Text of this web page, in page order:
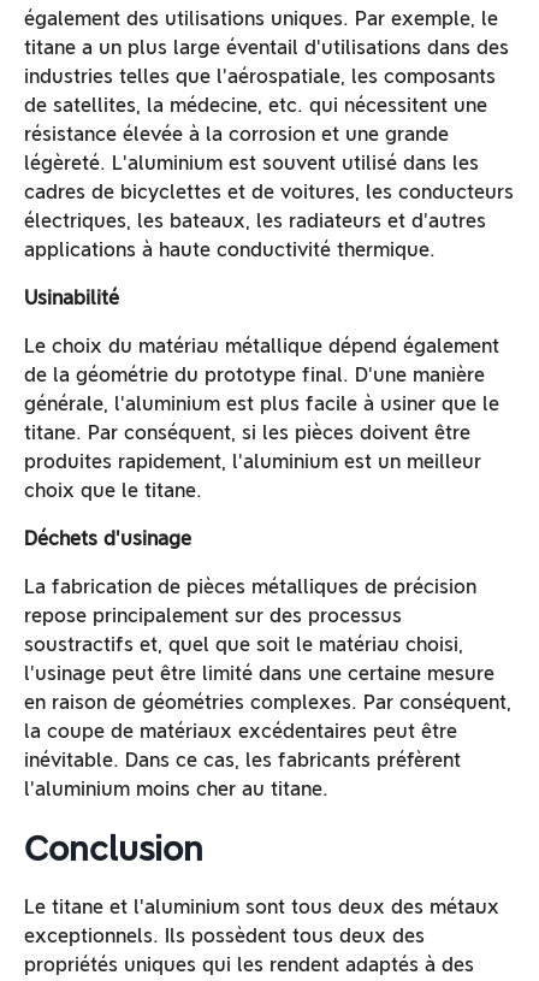
également des utilisations uniques. Par exemple, le
titane a un plus large éventail d'utilisations dans des
industries telles que l'aérospatiale, les composants
de satellites, la médecine, etc. qui nécessitent une
résistance élevée à la corrosion et une grande
légèreté. L'aluminium est souvent utilisé dans les
cadres de bicyclettes et de voitures, les conducteurs
électriques, les bateaux, les radiateurs et d'autres
applications à haute conductivité thermique.
Usinabilité
Le choix du matériau métallique dépend également
de la géométrie du prototype final. D'une manière
générale, l'aluminium est plus facile à usiner que le
titane. Par conséquent, si les pièces doivent être
produites rapidement, l'aluminium est un meilleur
choix que le titane.
Déchets d'usinage
La fabrication de pièces métalliques de précision
repose principalement sur des processus
soustractifs et, quel que soit le matériau choisi,
l'usinage peut être limité dans une certaine mesure
en raison de géométries complexes. Par conséquent,
la coupe de matériaux excédentaires peut être
inévitable. Dans ce cas, les fabricants préfèrent
l'aluminium moins cher au titane.
Conclusion
Le titane et l'aluminium sont tous deux des métaux
exceptionnels. Ils possèdent tous deux des
propriétés uniques qui les rendent adaptés à des